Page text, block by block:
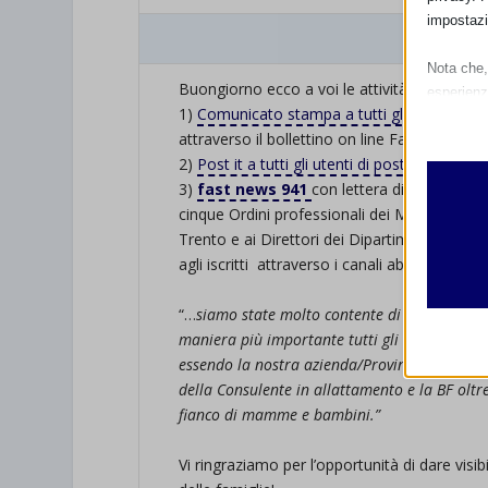
Buongiorno ecco a voi le attività realizzate
1)Comunicato stampa a tutti gli utenti di
attraverso il bollettino on line Fast News
2) Post it a tutti gli utenti di posta
3) fast news 941 con lettera di
cinque Ordini professionali dei Medici,
Trento e ai Direttori dei Dipartimenti
agli iscritti attraverso i canali abituali.
“…siamo state molto contente di poter
maniera più importante tutti gli attori che a
essendo la nostra azienda/Provincia,
della Consulente in allattamento e la BF
fianco di mamme e bambini.”
Vi ringraziamo per l’opportunità di dare
Nota
wp-
I
_ga
Altri